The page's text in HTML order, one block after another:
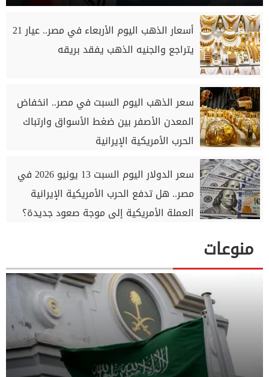
أسعار الذهب اليوم الأربعاء في مصر.. عيار 21
يتراجع والجنيه الذهب يفقد بريقه
سعر الذهب اليوم السبت في مصر.. انخفاض
المعدن الأصفر بين ضغط الأسواق وارتباك
الحرب الأمريكية الإيرانية
سعر الدولار اليوم السبت 13 يونيو 2026 في
مصر.. هل تدفع الحرب الأمريكية الإيرانية
العملة الأمريكية إلى موجة صعود جديدة؟
منوعات